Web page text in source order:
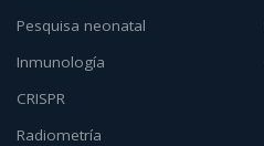
Pesquisa neonatal
Inmunología
CRISPR
Radiometría